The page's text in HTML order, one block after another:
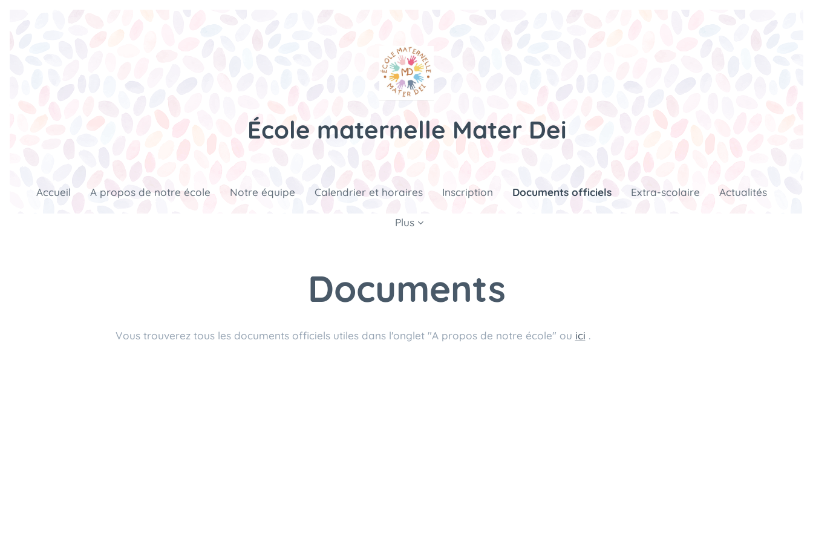
École maternelle Mater Dei
Accueil A propos de notre école Notre équipe Calendrier et horaires Inscription Documents officiels Extra-scolaire Actualités
Plus
Documents
Vous trouverez tous les documents officiels utiles dans l'onglet "A propos de notre école" ou ici .